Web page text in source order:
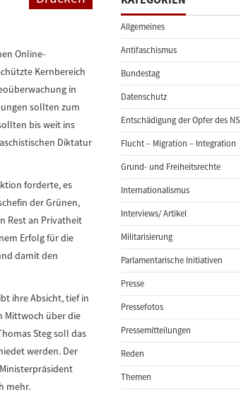
Online-
Kernbereich
in
sollten zum
bis weit ins
Diktatur
forderte, es
der Grünen,
Rest an Privatheit
Erfolg für die
damit den
ihre Absicht, tief in
Mittwoch über die
Steg soll das
werden. Der
mehr.
Allgemeines
Antifaschismus
Bundestag
Datenschutz
Entschädigung der Opfer des NS
Flucht – Migration – Integration
Grund- und Freiheitsrechte
Internationalismus
Interviews/ Artikel
Militarisierung
Parlamentarische Initiativen
Presse
Pressefotos
Pressemitteilungen
Reden
Themen